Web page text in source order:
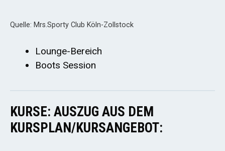
Quelle: Mrs.Sporty Club Köln-Zollstock
Lounge-Bereich
Boots Session
KURSE: AUSZUG AUS DEM
KURSPLAN/KURSANGEBOT: